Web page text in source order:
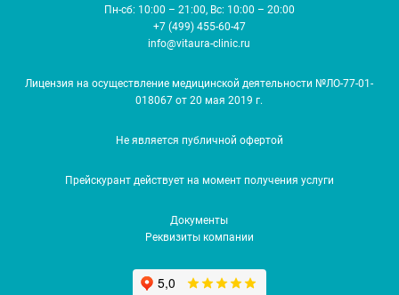
Пн-сб: 10:00 – 21:00, Вс: 10:00 – 20:00
+7 (499) 455-60-47
info@vitaura-clinic.ru
Лицензия на осуществление медицинской деятельности №ЛО-77-01-
018067 от 20 мая 2019 г.
Не является публичной офертой
Прейскурант действует на момент получения услуги
Документы
Реквизиты компании